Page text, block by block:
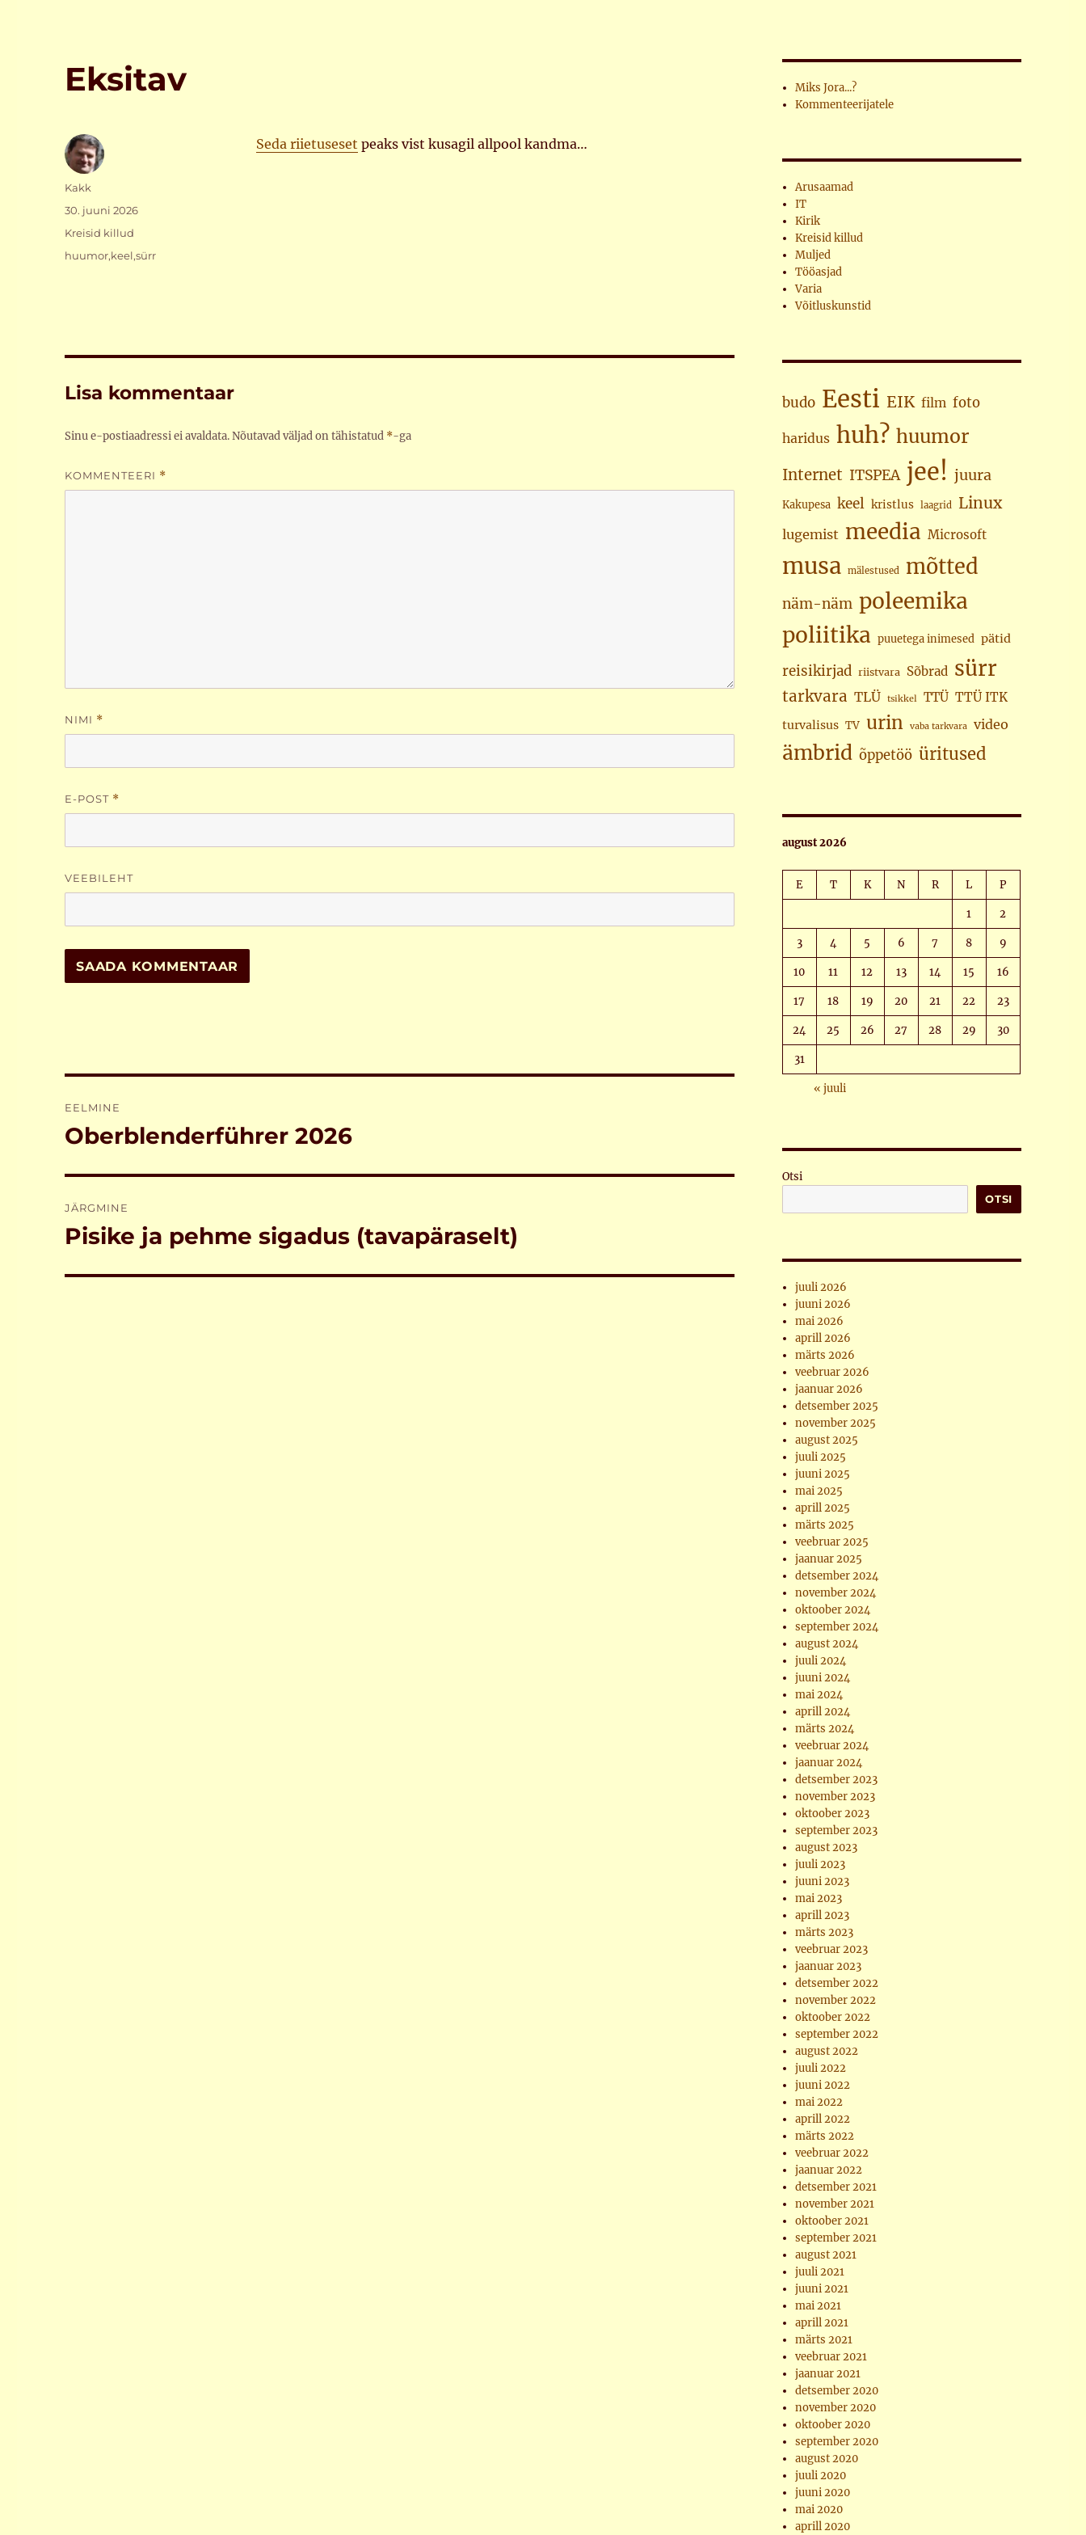
Eksitav
Seda riietuseset peaks vist kusagil allpool kandma…
Autor
Kakk
Postitatud
30. juuni 2026
Rubriigid
Kreisid killud
Sildid
huumor,keel,sürr
Lisa kommentaar
Sinu e-postiaadressi ei avaldata.Nõutavad väljad on tähistatud *-ga
KOMMENTEERI *
NIMI *
E-POST *
VEEBILEHT
EELMINE
Eelmine
Oberblenderführer 2026
JÄRGMINE
Järgmine
Pisike ja pehme sigadus (tavapäraselt)
Miks Jora...?
Kommenteerijatele
Arusaamad
IT
Kirik
Kreisid killud
Muljed
Tööasjad
Varia
Võitluskunstid
budo Eesti EIK film foto
haridus huh? huumor
Internet ITSPEA jee! juura
Kakupesa keel kristlus laagrid Linux
lugemist meedia Microsoft
musa mälestused mõtted
näm-näm poleemika
poliitika puuetega inimesed pätid
reisikirjad riistvara Sõbrad sürr
tarkvara TLÜ tsikkel TTÜ TTÜ ITK
turvalisus TV urin vaba tarkvara video
ämbrid õppetöö üritused
august 2026
E T K N R L P
1 2
3 4 5 6 7 8 9
10 11 12 13 14 15 16
17 18 19 20 21 22 23
24 25 26 27 28 29 30
31
« juuli
Otsi
OTSI
juuli 2026
juuni 2026
mai 2026
aprill 2026
märts 2026
veebruar 2026
jaanuar 2026
detsember 2025
november 2025
august 2025
juuli 2025
juuni 2025
mai 2025
aprill 2025
märts 2025
veebruar 2025
jaanuar 2025
detsember 2024
november 2024
oktoober 2024
september 2024
august 2024
juuli 2024
juuni 2024
mai 2024
aprill 2024
märts 2024
veebruar 2024
jaanuar 2024
detsember 2023
november 2023
oktoober 2023
september 2023
august 2023
juuli 2023
juuni 2023
mai 2023
aprill 2023
märts 2023
veebruar 2023
jaanuar 2023
detsember 2022
november 2022
oktoober 2022
september 2022
august 2022
juuli 2022
juuni 2022
mai 2022
aprill 2022
märts 2022
veebruar 2022
jaanuar 2022
detsember 2021
november 2021
oktoober 2021
september 2021
august 2021
juuli 2021
juuni 2021
mai 2021
aprill 2021
märts 2021
veebruar 2021
jaanuar 2021
detsember 2020
november 2020
oktoober 2020
september 2020
august 2020
juuli 2020
juuni 2020
mai 2020
aprill 2020